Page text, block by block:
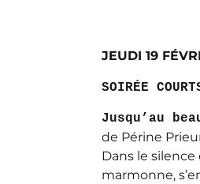
JEUDI 19
SOIRÉE
Jusqu’au
de Périne
Dans le
marmonne,